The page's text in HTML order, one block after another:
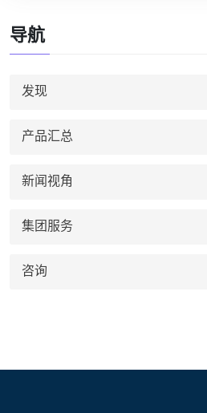
导航
发现
产品汇总
新闻视角
集团服务
咨询